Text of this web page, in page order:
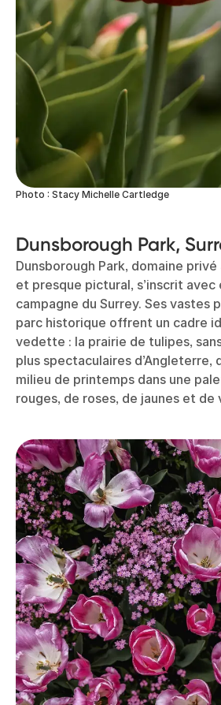
Photo : Stacy Michelle Cartledge
Dunsborough Park,
Dunsborough Park, domaine
et presque pictural, s’inscrit avec
campagne du Surrey. Ses vastes
parc historique offrent un cadre
vedette : la prairie de tulipes,
plus spectaculaires d’Angleterre,
milieu de printemps dans une
rouges, de roses, de jaunes et de